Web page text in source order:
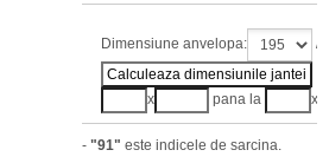
Dimensiune anvelopa: /
x pana la x
- "91" este indicele de sarcina.